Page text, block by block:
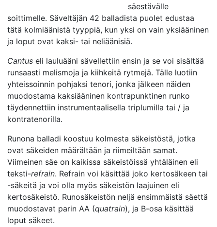
säestävälle
soittimelle. Säveltäjän 42 balladista puolet edustaa
tätä kolmiäänistä tyyppiä, kun yksi on vain yksiääninen
ja loput ovat kaksi- tai neliäänisiä.
Cantus eli lauluääni sävellettiin ensin ja se voi sisältää
runsaasti melismoja ja kiihkeitä rytmejä. Tälle luotiin
yhteissoinnin pohjaksi tenori, jonka jälkeen näiden
muodostama kaksiääninen kontrapunktinen runko
täydennettiin instrumentaalisella triplumilla tai / ja
kontratenorilla.
Runona balladi koostuu kolmesta säkeistöstä, jotka
ovat säkeiden määrältään ja riimeiltään samat.
Viimeinen säe on kaikissa säkeistöissä yhtäläinen eli
teksti-refrain. Refrain voi käsittää joko kertosäkeen tai
-säkeitä ja voi olla myös säkeistön laajuinen eli
kertosäkeistö. Runosäkeistön neljä ensimmäistä säettä
muodostavat parin AA (quatrain), ja B-osa käsittää
loput säkeet.